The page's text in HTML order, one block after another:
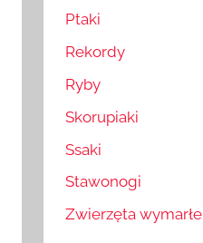
Ptaki
Rekordy
Ryby
Skorupiaki
Ssaki
Stawonogi
Zwierzęta wymarłe